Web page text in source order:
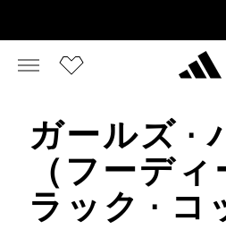
ガールズ ·
（フーディ
ラック · コ